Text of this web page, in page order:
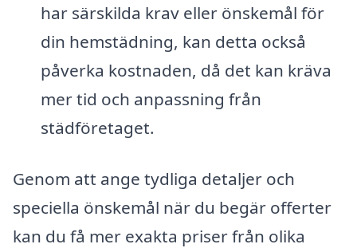
har särskilda krav eller önskemål för
din hemstädning, kan detta också
påverka kostnaden, då det kan kräva
mer tid och anpassning från
städföretaget.
Genom att ange tydliga detaljer och
speciella önskemål när du begär offerter
kan du få mer exakta priser från olika